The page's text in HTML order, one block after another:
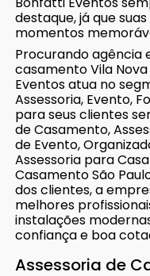
destaque, já que
momentos
Procurando agência
casamento Vila
Eventos atua no
Assessoria, Evento,
para seus clientes
de Casamento,
de Evento,
Assessoria para
Casamento São
dos clientes, a
melhores
instalações
confiança e boa
Assessoria de